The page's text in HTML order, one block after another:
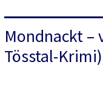
Mondnackt –
Tösstal-Krimi)